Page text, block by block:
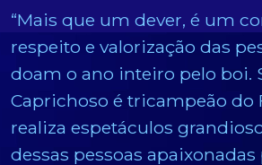
“Mais que um dever, é um
respeito e valorização das
doam o ano inteiro pelo boi.
Caprichoso é tricampeão do
realiza espetáculos
dessas pessoas apaixonadas